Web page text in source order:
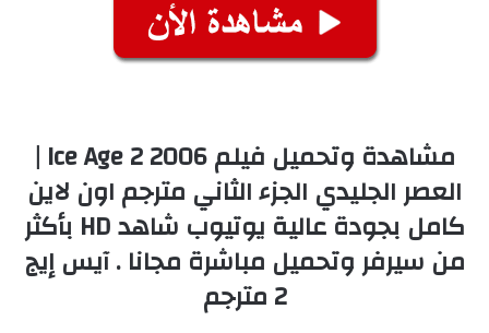
مشاهدة وتحميل فيلم Ice Age 2 2006 |
العصر الجليدي الجزء الثاني مترجم اون لاين
كامل بجودة عالية يوتيوب شاهد HD بأكثر
من سيرفر وتحميل مباشرة مجانا . آيس إيج
2 مترجم